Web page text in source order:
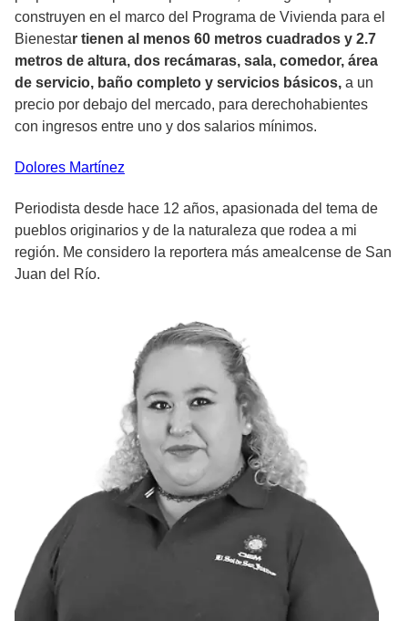
construyen en el marco del Programa de Vivienda para el
Bienestar tienen al menos 60 metros cuadrados y 2.7
metros de altura, dos recámaras, sala, comedor, área
de servicio, baño completo y servicios básicos, a un
precio por debajo del mercado, para derechohabientes
con ingresos entre uno y dos salarios mínimos.
Dolores Martínez
Periodista desde hace 12 años, apasionada del tema de
pueblos originarios y de la naturaleza que rodea a mi
región. Me considero la reportera más amealcense de San
Juan del Río.